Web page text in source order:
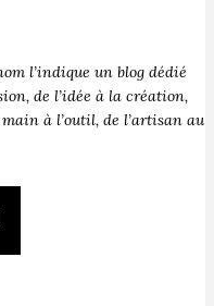
l’indique un blog dédié
de l’idée à la création,
à l’outil, de l’artisan au